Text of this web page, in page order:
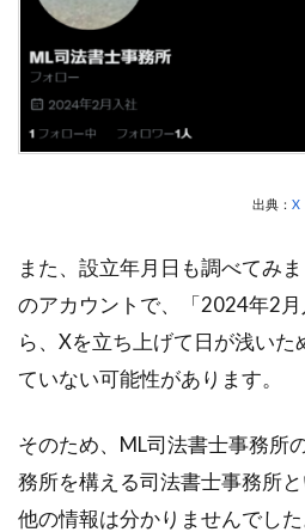
出典： X
また、設立年月日も調べてみ
のアカウントで、「2024年2
ら、Xを立ち上げて日が浅い
ていない可能性があります。
そのため、ML司法書士事務所
務所を構える司法書士事務所
他の情報は分かりませんでした